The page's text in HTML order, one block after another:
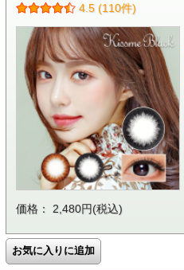
4.5 (110件)
価格： 2,480円(税込)